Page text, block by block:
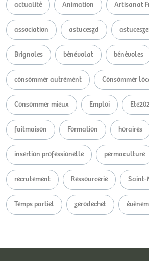
actualité Animation Artisanat
association astuceszd
Brignoles bénévolat bénévoles
consommer autrement Consommer
Consommer mieux Emploi
faitmaison Formation horaires
insertion professionelle permaculture
recrutement Ressourcerie Saint-
Temps partiel zerodechet